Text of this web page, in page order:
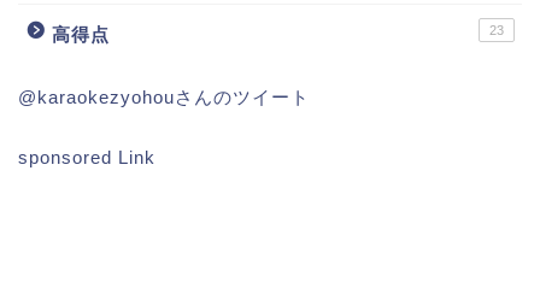
高得点 23
@karaokezyohouさんのツイート
sponsored Link